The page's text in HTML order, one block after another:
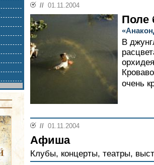
// 01.11.2004
Поле
В
очень
// 01.11.2004
Афиша
Клубы, концерты, театры,